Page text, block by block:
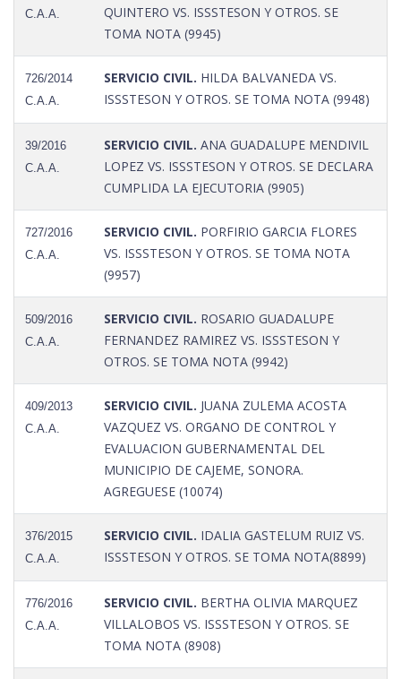
C.A.A.
QUINTERO VS. ISSSTESON Y OTROS. SE
TOMA NOTA (9945)
726/2014
C.A.A.
SERVICIO CIVIL. HILDA BALVANEDA VS.
ISSSTESON Y OTROS. SE TOMA NOTA (9948)
39/2016
C.A.A.
SERVICIO CIVIL. ANA GUADALUPE MENDIVIL
LOPEZ VS. ISSSTESON Y OTROS. SE DECLARA
CUMPLIDA LA EJECUTORIA (9905)
727/2016
C.A.A.
SERVICIO CIVIL. PORFIRIO GARCIA FLORES
VS. ISSSTESON Y OTROS. SE TOMA NOTA
(9957)
509/2016
C.A.A.
SERVICIO CIVIL. ROSARIO GUADALUPE
FERNANDEZ RAMIREZ VS. ISSSTESON Y
OTROS. SE TOMA NOTA (9942)
409/2013
C.A.A.
SERVICIO CIVIL. JUANA ZULEMA ACOSTA
VAZQUEZ VS. ORGANO DE CONTROL Y
EVALUACION GUBERNAMENTAL DEL
MUNICIPIO DE CAJEME, SONORA.
AGREGUESE (10074)
376/2015
C.A.A.
SERVICIO CIVIL. IDALIA GASTELUM RUIZ VS.
ISSSTESON Y OTROS. SE TOMA NOTA(8899)
776/2016
C.A.A.
SERVICIO CIVIL. BERTHA OLIVIA MARQUEZ
VILLALOBOS VS. ISSSTESON Y OTROS. SE
TOMA NOTA (8908)